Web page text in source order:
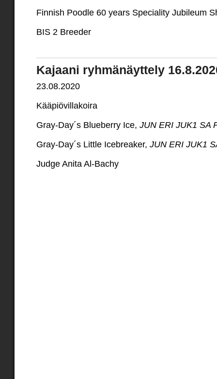
Finnish Poodle 60 years Speciality Jubileum
BIS 2 Breeder
Kajaani ryhmänäyttely
23.08.2020
Kääpiövillakoira
Gray-Day´s Blueberry Ice, JUN ERI JUK1 SA
Gray-Day´s Little Icebreaker, JUN ERI JUK1
Judge Anita Al-Bachy